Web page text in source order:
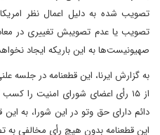
تصویب شده به دلیل اعمال نظر
تصویب یا عدم تصویبش تغییری در
صهیونیست‌ها به این باریکه ایجاد
از ۱۵ رأی اعضای شورای امنیت را
دائم دارای حق وتو در این شورا، به
این قطعنامه بدون هیچ رأی مخالفی